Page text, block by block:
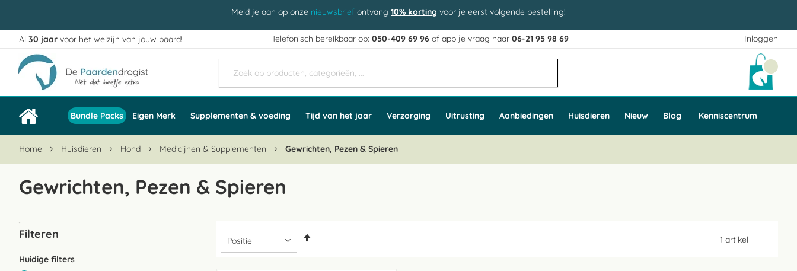
Meld je aan op onze nieuwsbrief ontvang 10% korting voor je eerst volgende bestelling!
Inloggen
Ga
naar
de
inhoud
Al 30 jaar voor het welzijn van jouw paard! Telefonisch bereikbaar op:050-409 69 96 of app je vraag naar06-21 95 98 69
Bundle Packs Eigen Merk Supplementen & voeding Tijd van het jaar Verzorging Uitrusting Aanbiedingen Huisdieren Nieuw Blog Kenniscentrum
Home Huisdieren Hond Medicijnen & Supplementen Gewrichten, Pezen & Spieren
Gewrichten, Pezen & Spieren
1 artikel
Filteren
Huidige filters